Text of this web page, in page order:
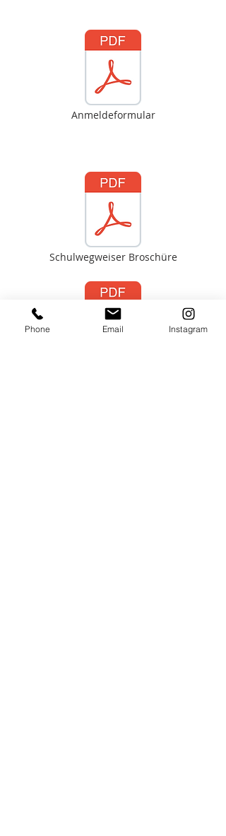
Anmeldeformular
Schulwegweiser Broschüre
Phone Email Instagram